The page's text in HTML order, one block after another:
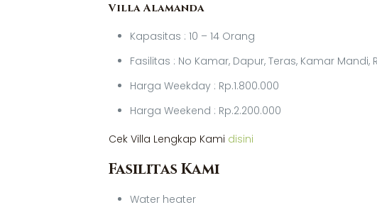
Villa Alamanda
Kapasitas : 10 – 14 Orang
Fasilitas : No Kamar, Dapur, Teras, Kamar Mandi,
Harga Weekday : Rp.1.800.000
Harga Weekend : Rp.2.200.000
Cek Villa Lengkap Kami disini
Fasilitas Kami
Water heater